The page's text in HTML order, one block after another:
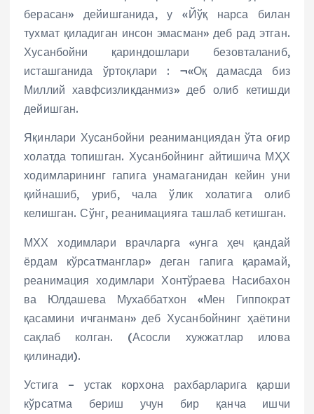
берасан» дейишганида, у «Йўқ нарса билан
тухмат қиладиган инсон эмасман» деб рад этган.
Хусанбойни қариндошлари безовталаниб,
исташганида ўртоқлари : ¬«Оқ дамасда биз
Миллий хавфсизликданмиз» деб олиб кетишди
дейишган.
Яқинлари Хусанбойни реаниманциядан ўта оғир
холатда топишган. Хусанбойнинг айтишича МҲХ
ходимларининг гапига унамаганидан кейин уни
қийнашиб, уриб, чала ўлик холатига олиб
келишган. Сўнг, реанимацияга ташлаб кетишган.
МХХ ходимлари врачларга «унга ҳеч қандай
ёрдам кўрсатманглар» деган гапига қарамай,
реанимация ходимлари Хонтўраева Насибахон
ва Юлдашева Мухаббатхон «Мен Гиппократ
қасамини ичганман» деб Хусанбойнинг ҳаётини
сақлаб колган. (Асосли хужжатлар илова
қилинади).
Устига – устак корхона рахбарларига қарши
кўрсатма бериш учун бир қанча ишчи